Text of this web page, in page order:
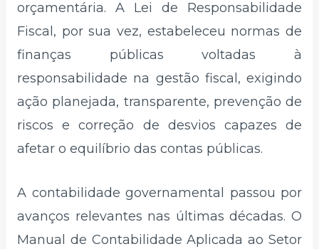
orçamentária. A Lei de Responsabilidade
Fiscal, por sua vez, estabeleceu normas de
finanças públicas voltadas à
responsabilidade na gestão fiscal, exigindo
ação planejada, transparente, prevenção de
riscos e correção de desvios capazes de
afetar o equilíbrio das contas públicas.
A contabilidade governamental passou por
avanços relevantes nas últimas décadas. O
Manual de Contabilidade Aplicada ao Setor